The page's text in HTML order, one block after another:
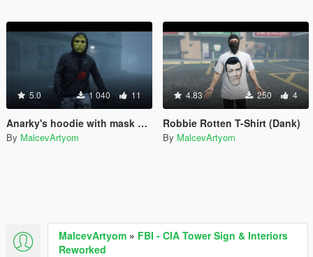
5.0 1 040 11
Anarky's hoodie with mask and camo pants (from Batman Comics)
By MalcevArtyom
4.83 250 4
Robbie Rotten T-Shirt (Dank)
By MalcevArtyom
MalcevArtyom » FBI - CIA Tower Sign & Interiors
Reworked